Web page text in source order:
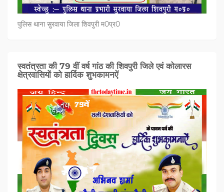
पुलिस थाना सुरवाया जिला शिवपुरी म0प्र0
स्वतंत्रता की 79 वीं वर्ष गांठ की शिवपुरी जिले एवं कोलारस
क्षेत्रवासियों को हार्दिक शुभकामनऐं